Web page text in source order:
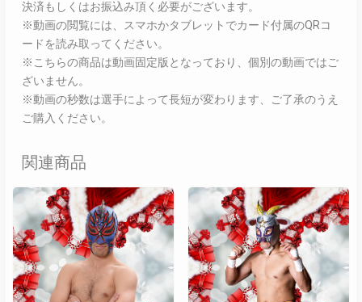
決済もしくはお振込み頂く必要がございます。
※動画の閲覧には、スマホかタブレットでカード付属のQRコ
ードを読み取ってください。
※こちらの商品は動画固定版となっており、個別の動画ではご
ざいません。
※動画の秒数は選手によって長短が変わります、ご了承のうえ
ご購入ください。
関連商品